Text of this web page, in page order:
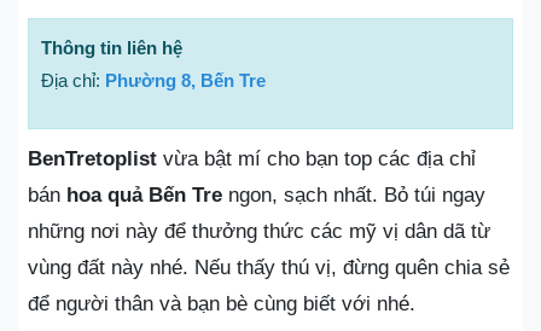
Thông tin liên hệ
Địa chỉ: Phường 8, Bến Tre
BenTretoplist vừa bật mí cho bạn top các địa chỉ
bán hoa quả Bến Tre ngon, sạch nhất. Bỏ túi ngay
những nơi này để thưởng thức các mỹ vị dân dã từ
vùng đất này nhé. Nếu thấy thú vị, đừng quên chia sẻ
để người thân và bạn bè cùng biết với nhé.